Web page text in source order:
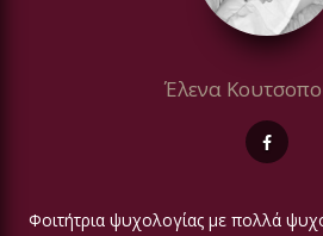
Έλενα
Φοιτήτρια ψυχολογίας με πολλά